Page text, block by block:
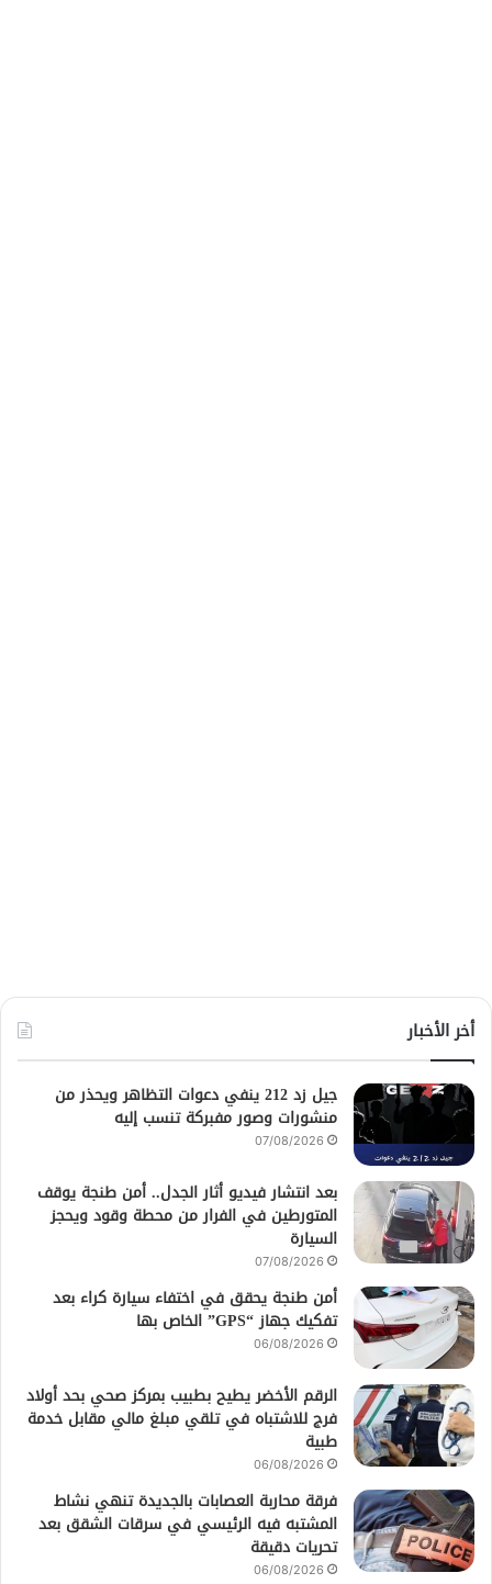
أخر الأخبار
جيل زد 212 ينفي دعوات التظاهر ويحذر من
منشورات وصور مفبركة تنسب إليه
07/08/2026
بعد انتشار فيديو أثار الجدل.. أمن طنجة يوقف
المتورطين في الفرار من محطة وقود ويحجز
السيارة
07/08/2026
أمن طنجة يحقق في اختفاء سيارة كراء بعد
تفكيك جهاز “GPS” الخاص بها
06/08/2026
الرقم الأخضر يطيح بطبيب بمركز صحي بحد أولاد
فرج للاشتباه في تلقي مبلغ مالي مقابل خدمة
طبية
06/08/2026
فرقة محاربة العصابات بالجديدة تنهي نشاط
المشتبه فيه الرئيسي في سرقات الشقق بعد
تحريات دقيقة
06/08/2026